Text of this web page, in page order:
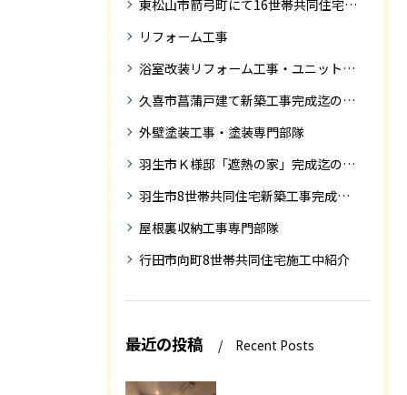
東松山市箭弓町にて16世帯共同住宅新築工事完成迄の紹介です。
リフォーム工事
浴室改装リフォーム工事・ユニットバス専門部隊
久喜市菖蒲戸建て新築工事完成迄の紹介
外壁塗装工事・塗装専門部隊
羽生市Ｋ様邸「遮熱の家」完成迄の紹介です
羽生市8世帯共同住宅新築工事完成迄の紹介
屋根裏収納工事専門部隊
行田市向町8世帯共同住宅施工中紹介
最近の投稿 Recent Posts